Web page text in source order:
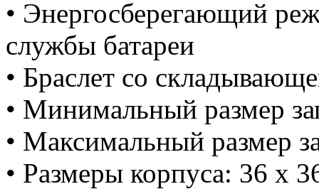
• Энергосберегающий
службы батареи
• Браслет со
• Минимальный размер
• Максимальный размер
• Размеры корпуса: 36 x